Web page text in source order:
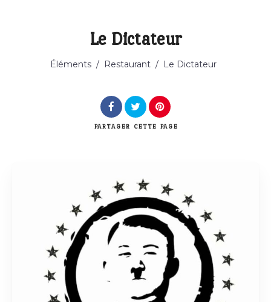
Catégorie
Rechercher
Le Dictateur
Éléments / Restaurant / Le Dictateur
PARTAGER CETTE PAGE